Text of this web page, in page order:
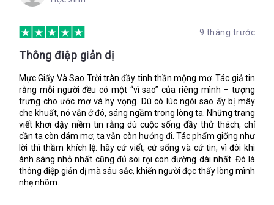
xanh? Mẹ của con luôn bảo rằng đó là màu mực. Ba là một
Da thịt của mỗi người đều ẩn chứa một tấm bản đồ…
Là giọng của ba. Tại sao ông ấy lại nói thế - lạnh lẽo, chậm rãi?
Nhìn xem, tại sao mạch máu chảy ở cổ tay ta là màu đen chứ
không phải màu xanh?
Và tại sao tôi lại biết chính xác ông ấy định nói gì tiếp?
Mẹ của con luôn bảo rằng đó là màu mực. Ba là một người vẽ
bản đồ bằng cả trái tim.
Ba ở phía trước, bước qua một con đường tối nơi những ngôi
nhà bị gió thổi nghiêng ngả như những cái cây. Còn giờ chúng
9 tháng trước
Thông điệp giản dị
Mực Giấy Và Sao Trời tràn đầy tinh thần mộng mơ. Tác giả tin
rằng mỗi người đều có một “vì sao” của riêng mình – tượng
trưng cho ước mơ và hy vọng. Dù có lúc ngôi sao ấy bị mây
che khuất, nó vẫn ở đó, sáng ngầm trong lòng ta. Những trang
viết khơi dậy niềm tin rằng dù cuộc sống đầy thử thách, chỉ
cần ta còn dám mơ, ta vẫn còn hướng đi. Tác phẩm giống như
lời thì thầm khích lệ: hãy cứ viết, cứ sống và cứ tin, vì đôi khi
ánh sáng nhỏ nhất cũng đủ soi rọi con đường dài nhất. Đó là
thông điệp giản dị mà sâu sắc, khiến người đọc thấy lòng mình
nhẹ nhõm.